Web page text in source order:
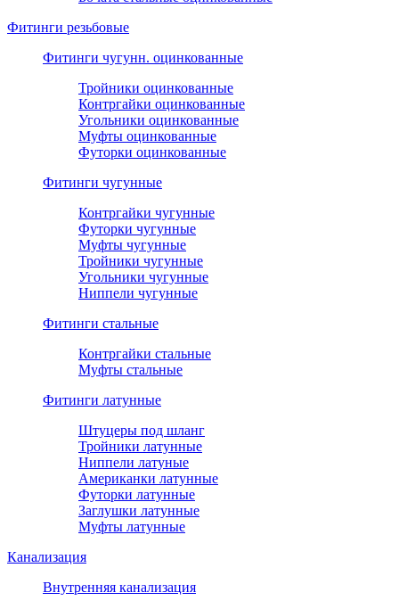
Фитинги резьбовые
Фитинги чугунн. оцинкованные
Тройники оцинкованные
Контргайки оцинкованные
Угольники оцинкованные
Муфты оцинкованные
Футорки оцинкованные
Фитинги чугунные
Контргайки чугунные
Футорки чугунные
Муфты чугунные
Тройники чугунные
Угольники чугунные
Ниппели чугунные
Фитинги стальные
Контргайки стальные
Муфты стальные
Фитинги латунные
Штуцеры под шланг
Тройники латунные
Ниппели латуные
Американки латунные
Футорки латунные
Заглушки латунные
Муфты латунные
Канализация
Внутренняя канализация